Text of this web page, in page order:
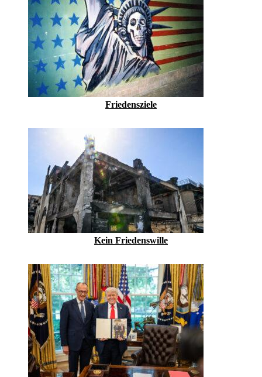
Friedensziele
Kein Friedenswille